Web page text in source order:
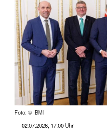
Foto: © BMI
02.07.2026, 17:00 Uhr